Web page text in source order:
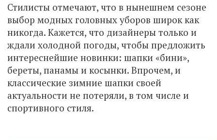
Стилисты отмечают, что в нынешнем сезоне
выбор модных головных уборов широк как
никогда. Кажется, что дизайнеры только и
ждали холодной погоды, чтобы предложить
интереснейшие новинки: шапки «бини»,
береты, панамы и косынки. Впрочем, и
классические зимние шапки своей
актуальности не потеряли, в том числе и
спортивного стиля.